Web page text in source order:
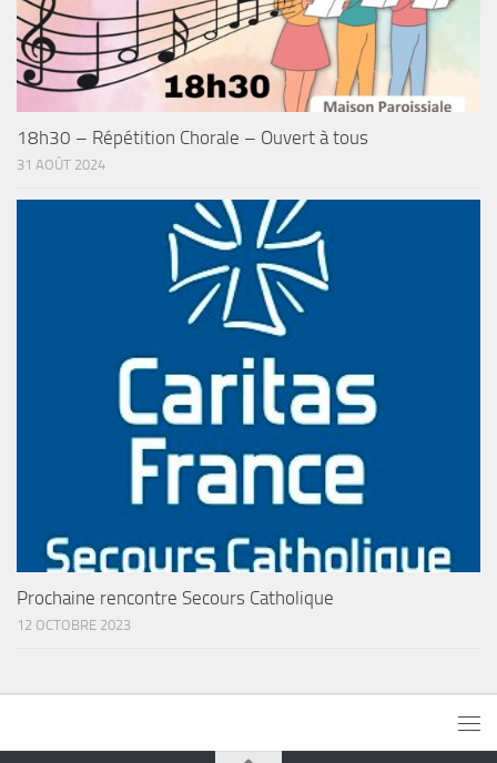
18h30 – Répétition Chorale – Ouvert à tous
31 AOÛT 2024
Prochaine rencontre Secours Catholique
12 OCTOBRE 2023